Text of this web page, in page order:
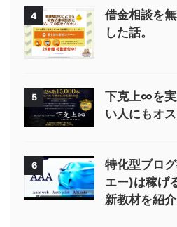
4
借金相談を
した話。
5
下克上∞を実
い人にもオ
6
特化型ブロ
エー)は稼げ
新教材を紹介